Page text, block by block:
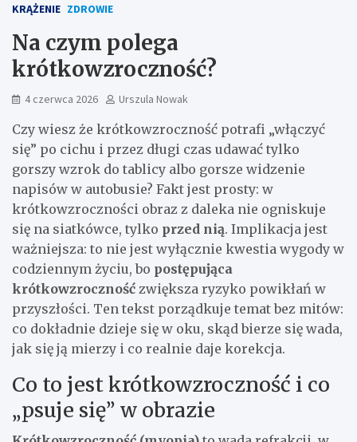
KRĄŻENIE ZDROWIE
Na czym polega
krótkowzroczność?
4 czerwca 2026 Urszula Nowak
Czy wiesz że krótkowzroczność potrafi „włączyć
się” po cichu i przez długi czas udawać tylko
gorszy wzrok do tablicy albo gorsze widzenie
napisów w autobusie? Fakt jest prosty: w
krótkowzroczności obraz z daleka nie ogniskuje
się na siatkówce, tylko przed nią. Implikacja jest
ważniejsza: to nie jest wyłącznie kwestia wygody w
codziennym życiu, bo postępująca
krótkowzroczność zwiększa ryzyko powikłań w
przyszłości. Ten tekst porządkuje temat bez mitów:
co dokładnie dzieje się w oku, skąd bierze się wada,
jak się ją mierzy i co realnie daje korekcja.
Co to jest krótkowzroczność i co
„psuje się” w obrazie